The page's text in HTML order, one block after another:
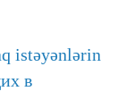
istəyənlərin
в